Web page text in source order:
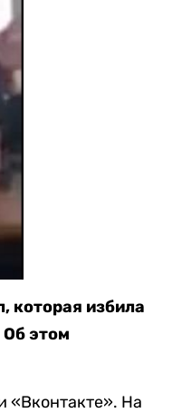
которая избила
Об этом
«Вконтакте». На